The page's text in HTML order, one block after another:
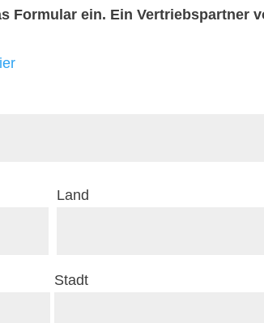
Formular ein. Ein Vertriebspartner
Land
Stadt